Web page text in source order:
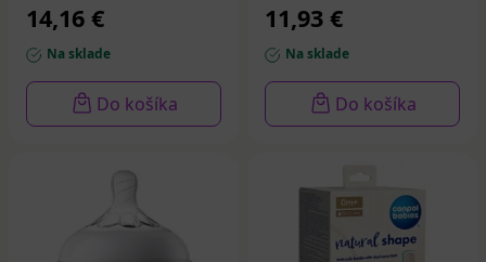
14,16 €
Na sklade
Do košíka
11,93 €
Na sklade
Do košíka